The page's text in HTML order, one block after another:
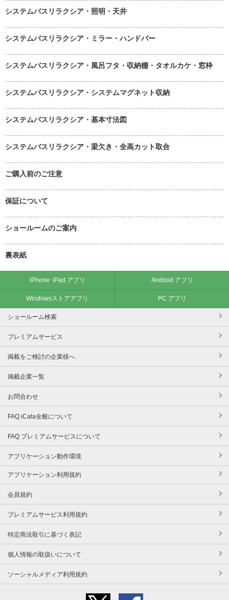
システムバスリラクシア・照明・天井
システムバスリラクシア・ミラー・ハンドバー
システムバスリラクシア・風呂フタ・収納棚・タオルカケ・窓枠
システムバスリラクシア・システムマグネット収納
システムバスリラクシア・基本寸法図
システムバスリラクシア・梁欠き・全高カット取合
ご購入前のご注意
保証について
ショールームのご案内
裏表紙
iPhone･iPad アプリ Android アプリ
Windowsストアアプリ PC アプリ
ショールーム検索
プレミアムサービス
掲載をご検討の企業様へ
掲載企業一覧
お問合わせ
FAQ iCata全般について
FAQ プレミアムサービスについて
アプリケーション動作環境
アプリケーション利用規約
会員規約
プレミアムサービス利用規約
特定商法取引に基づく表記
個人情報の取扱いについて
ソーシャルメディア利用規約